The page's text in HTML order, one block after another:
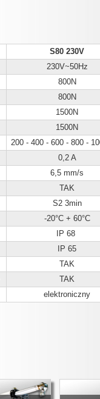
S80 230V
230V~50Hz
800N
800N
1500N
1500N
200 - 400 - 600 - 800 -
0,2 A
6,5 mm/s
TAK
S2 3min
-20°C + 60°C
IP 68
IP 65
TAK
TAK
elektroniczny